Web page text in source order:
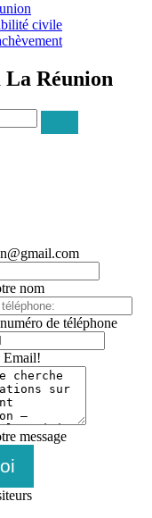
civile
Réunion
nom
de téléphone
Email!
message